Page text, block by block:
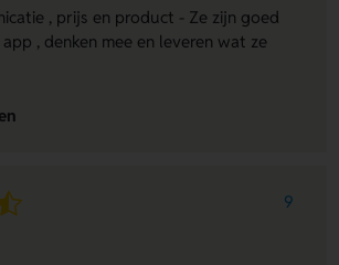
, prijs en product - Ze zijn goed
, denken mee en leveren wat ze
9